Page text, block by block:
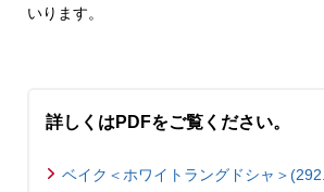
いります。
詳しくはPDFをご覧ください。
ベイク＜ホワイトラングドシャ＞